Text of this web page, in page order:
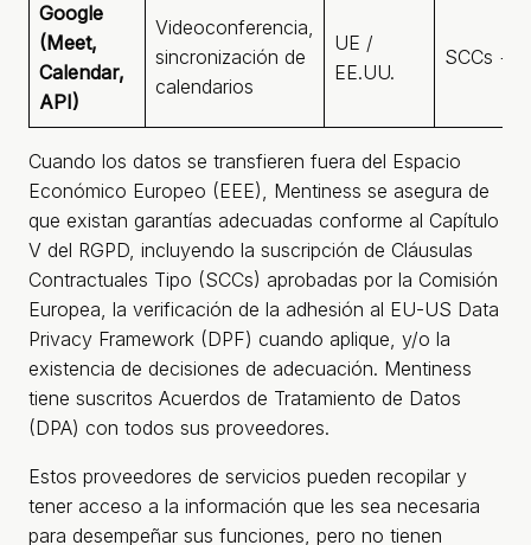
Google
(Meet,
Calendar,
API)
Videoconferencia,
sincronización de
calendarios
UE /
EE.UU.
SCCs +
Cuando los datos se transfieren fuera del Espacio
Económico Europeo (EEE), Mentiness se asegura de
que existan garantías adecuadas conforme al Capítulo
V del RGPD, incluyendo la suscripción de Cláusulas
Contractuales Tipo (SCCs) aprobadas por la Comisión
Europea, la verificación de la adhesión al EU-US Data
Privacy Framework (DPF) cuando aplique, y/o la
existencia de decisiones de adecuación. Mentiness
tiene suscritos Acuerdos de Tratamiento de Datos
(DPA) con todos sus proveedores.
Estos proveedores de servicios pueden recopilar y
tener acceso a la información que les sea necesaria
para desempeñar sus funciones, pero no tienen